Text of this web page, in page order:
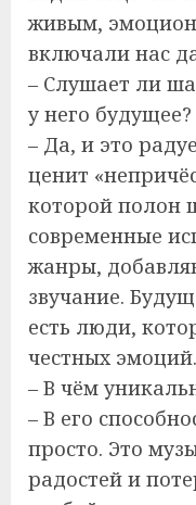
живым,
включали нас
– Слушает ли
у него будущее?
– Да, и это
ценит
которой полон
современные
жанры,
звучание.
есть люди,
честных эмоций.
– В чём
– В его
просто. Это
радостей и